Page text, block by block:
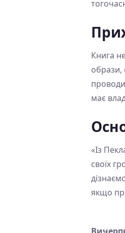
Книга
образи,
має
«Із
своїх
якщо